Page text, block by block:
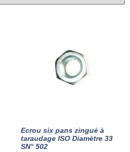
Ecrou six pans zingué à
taraudage ISO Diamètre 33
SN° 502